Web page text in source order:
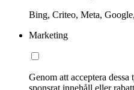
Bing, Criteo, Meta,
Marketing
Genom att acceptera
sponsrat innehåll eller